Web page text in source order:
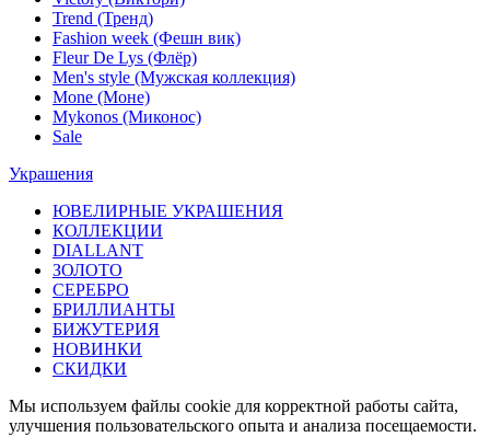
Trend (Тренд)
Fashion week (Фешн вик)
Fleur De Lys (Флёр)
Men's style (Мужская коллекция)
Mone (Моне)
Mykonos (Миконос)
Sale
Украшения
ЮВЕЛИРНЫЕ УКРАШЕНИЯ
КОЛЛЕКЦИИ
DIALLANT
ЗОЛОТО
СЕРЕБРО
БРИЛЛИАНТЫ
БИЖУТЕРИЯ
НОВИНКИ
СКИДКИ
Мы используем файлы cookie для корректной работы сайта,
улучшения пользовательского опыта и анализа посещаемости.